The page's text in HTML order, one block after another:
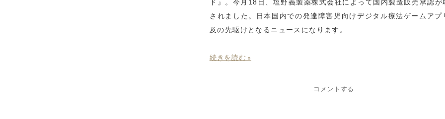
ド』。今月18日、塩野義製薬株式会社によって国内製造販売承認が
されました。日本国内での発達障害児向けデジタル療法ゲームアプ
及の先駆けとなるニュースになります。
続きを読む »
コメントする